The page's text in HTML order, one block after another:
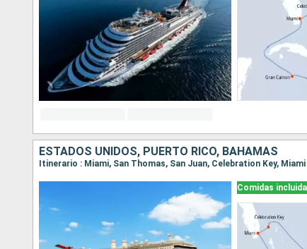
ESTADOS UNIDOS, PUERTO RICO, BAHAMAS
Itinerario : Miami, San Thomas, San Juan, Celebration Key, Miami
Comidas